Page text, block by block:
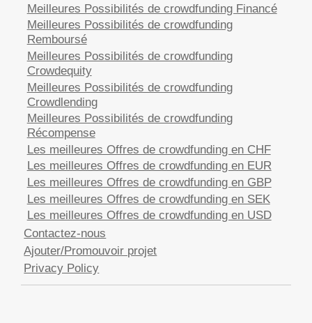
Meilleures Possibilités de crowdfunding Financé
Meilleures Possibilités de crowdfunding
Remboursé
Meilleures Possibilités de crowdfunding
Crowdequity
Meilleures Possibilités de crowdfunding
Crowdlending
Meilleures Possibilités de crowdfunding
Récompense
Les meilleures Offres de crowdfunding en CHF
Les meilleures Offres de crowdfunding en EUR
Les meilleures Offres de crowdfunding en GBP
Les meilleures Offres de crowdfunding en SEK
Les meilleures Offres de crowdfunding en USD
Contactez-nous
Ajouter/Promouvoir projet
Privacy Policy